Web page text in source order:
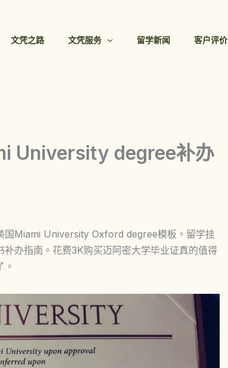
文凭之路 文凭服务 留学新闻 客户评价
University degree补办
国Miami University Oxford degree模板。留学挂
办指南。花费3K购买迈阿密大学毕业证真的值得